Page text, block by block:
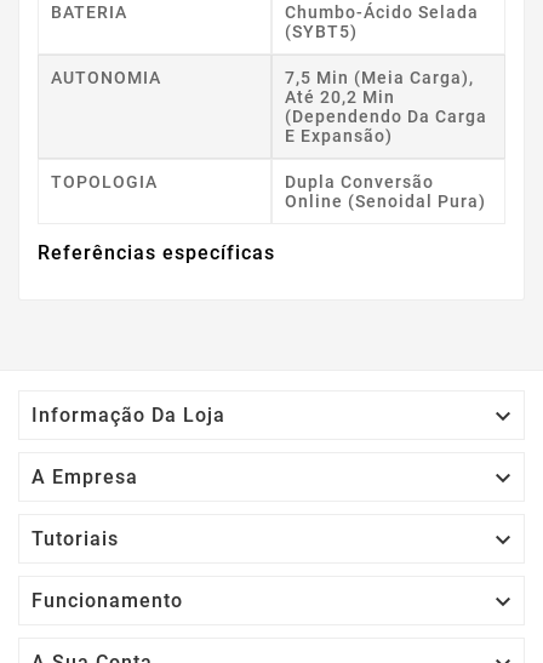
BATERIA
Chumbo-Ácido Selada
(SYBT5)
AUTONOMIA
7,5 Min (meia Carga),
Até 20,2 Min
(dependendo Da Carga
E Expansão)
TOPOLOGIA
Dupla Conversão
Online (senoidal Pura)
Referências específicas
Informação Da Loja 
A Empresa 
Tutoriais 
Funcionamento 